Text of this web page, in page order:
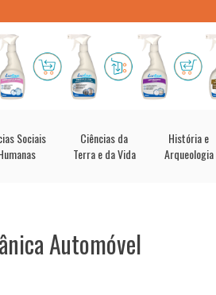
Sociais
Ciências da
Terra e da Vida
História e
Arqueologia
Automóvel